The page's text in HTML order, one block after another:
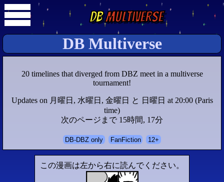
DBMultiverse
DB Multiverse
20 timelines that diverged from DBZ meet in a multiverse
tournament!
Updates on 月曜日, 水曜日, 金曜日 と 日曜日 at 20:00 (Paris
time)
次のページまで 15時間, 17分
DB-DBZ only FanFiction 12+
この漫画は左から右に読んでください。